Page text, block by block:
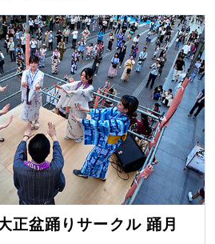
盆踊りサークル 踊月